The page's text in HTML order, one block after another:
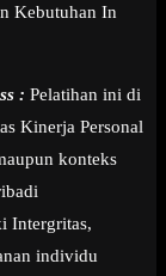
Kebutuhan In
: Pelatihan ini di
Kinerja Personal
konteks
Intergritas,
individu